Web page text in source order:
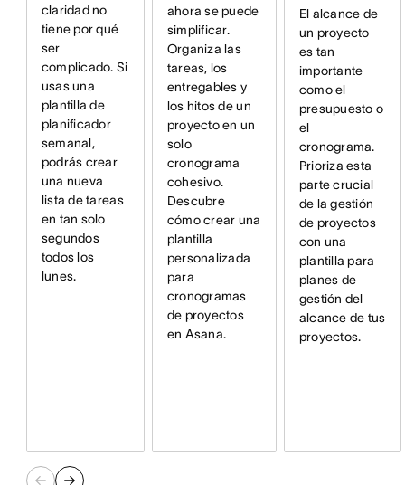
claridad no
tiene por qué
ser
complicado. Si
usas una
plantilla de
planificador
semanal,
podrás crear
una nueva
lista de tareas
en tan solo
segundos
todos los
lunes.
ahora se puede
simplificar.
Organiza las
tareas, los
entregables y
los hitos de un
proyecto en un
solo
cronograma
cohesivo.
Descubre
cómo crear una
plantilla
personalizada
para
cronogramas
de proyectos
en Asana.
El alcance de
un proyecto
es tan
importante
como el
presupuesto o
el
cronograma.
Prioriza esta
parte crucial
de la gestión
de proyectos
con una
plantilla para
planes de
gestión del
alcance de tus
proyectos.